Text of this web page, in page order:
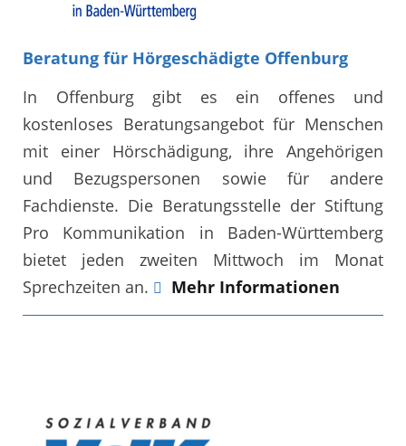
Beratung für Hörgeschädigte Offenburg
In Offenburg gibt es ein offenes und
kostenloses Beratungsangebot für Menschen
mit einer Hörschädigung, ihre Angehörigen
und Bezugspersonen sowie für andere
Fachdienste. Die Beratungsstelle der Stiftung
Pro Kommunikation in Baden-Württemberg
bietet jeden zweiten Mittwoch im Monat
Sprechzeiten an.
Mehr Informationen